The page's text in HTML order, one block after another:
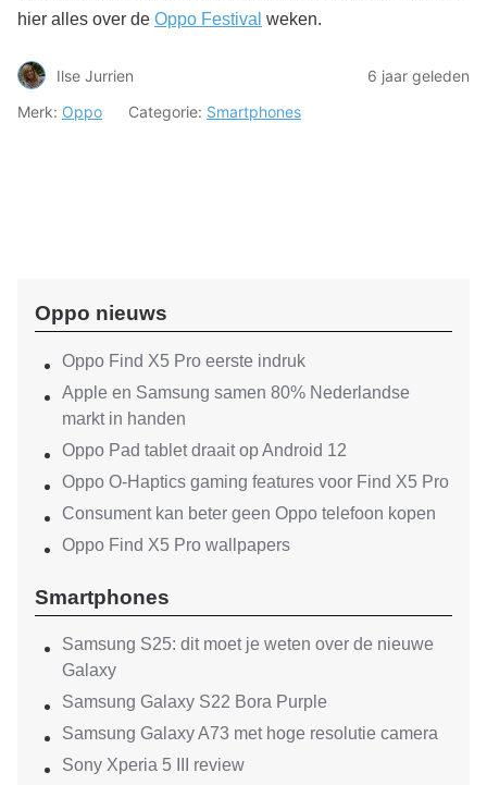
hier alles over de Oppo Festival weken.
Ilse Jurrien
6 jaar geleden
Merk: Oppo Categorie: Smartphones
Oppo nieuws
Oppo Find X5 Pro eerste indruk
Apple en Samsung samen 80% Nederlandse
markt in handen
Oppo Pad tablet draait op Android 12
Oppo O-Haptics gaming features voor Find X5 Pro
Consument kan beter geen Oppo telefoon kopen
Oppo Find X5 Pro wallpapers
Smartphones
Samsung S25: dit moet je weten over de nieuwe
Galaxy
Samsung Galaxy S22 Bora Purple
Samsung Galaxy A73 met hoge resolutie camera
Sony Xperia 5 III review